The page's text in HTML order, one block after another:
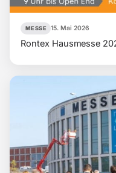
MESSE 15. Mai 2026
Rontex Hausmesse